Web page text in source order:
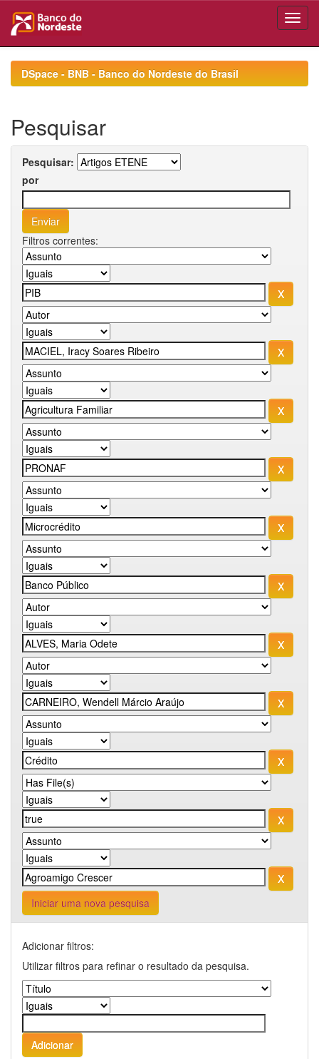
navigationDSpace - BNB - Banco do Nordeste do Brasil
Pesquisar
Pesquisar:
por
Filtros correntes:
Iniciar uma nova pesquisa
Adicionar filtros:
Utilizar filtros para refinar o resultado da pesquisa.